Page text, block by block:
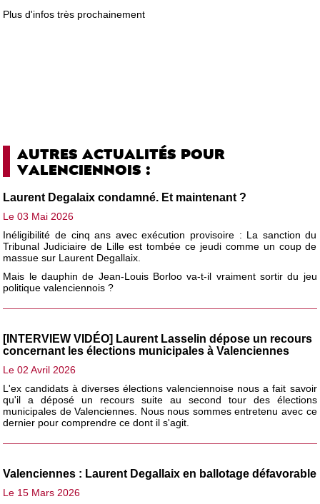
Plus d'infos très prochainement
AUTRES ACTUALITÉS POUR
VALENCIENNOIS :
Laurent Degalaix condamné. Et maintenant ?
Le 03 Mai 2026
Inéligibilité de cinq ans avec exécution provisoire : La sanction du
Tribunal Judiciaire de Lille est tombée ce jeudi comme un coup de
massue sur Laurent Degallaix.
Mais le dauphin de Jean-Louis Borloo va-t-il vraiment sortir du jeu
politique valenciennois ?
[INTERVIEW VIDÉO] Laurent Lasselin dépose un recours
concernant les élections municipales à Valenciennes
Le 02 Avril 2026
L'ex candidats à diverses élections valenciennoise nous a fait savoir
qu'il a déposé un recours suite au second tour des élections
municipales de Valenciennes. Nous nous sommes entretenu avec ce
dernier pour comprendre ce dont il s'agit.
Valenciennes : Laurent Degallaix en ballotage défavorable
Le 15 Mars 2026